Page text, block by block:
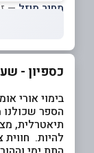
מחיר מוזל — זכאות
כספיון -
בימוי אורי
הספר שכולנו
תיאטרלית,
להיות.